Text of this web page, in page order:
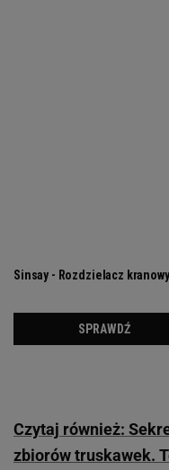
Czytaj również:
zbiorów truskawek.